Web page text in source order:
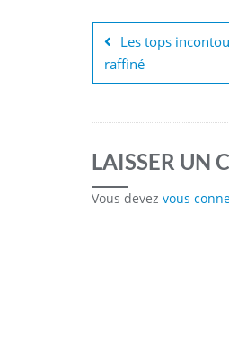
de
l’article
Les tops
raffiné
LAISSER UN
Vous devez vous